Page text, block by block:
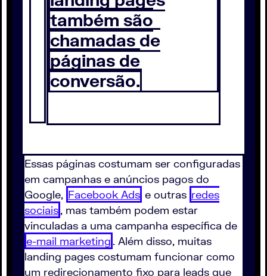
também são
chamadas de
páginas de
conversão.
Essas páginas costumam ser configuradas
em campanhas e anúncios pagos do
Google, Facebook Ads e outras redes
sociais, mas também podem estar
vinculadas a uma campanha específica de
e-mail marketing . Além disso, muitas
landing pages costumam funcionar como
um redirecionamento fixo para leads que